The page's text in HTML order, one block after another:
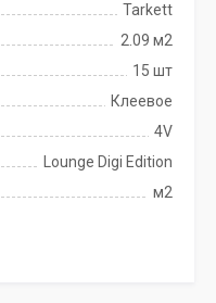
Tarkett
2.09 м2
15 шт
Клеевое
4V
Lounge Digi Edition
м2